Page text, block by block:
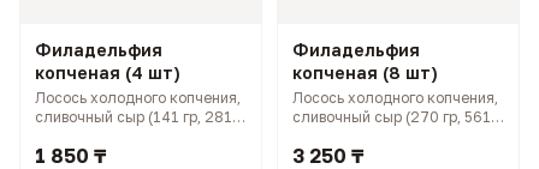
Филадельфия
копченая (4 шт)
Лосось холодного копчения,
сливочный сыр (141 гр, 281
1 850 ₸
Филадельфия
копченая (8 шт)
Лосось холодного копчения,
сливочный сыр (270 гр, 561
3 250 ₸